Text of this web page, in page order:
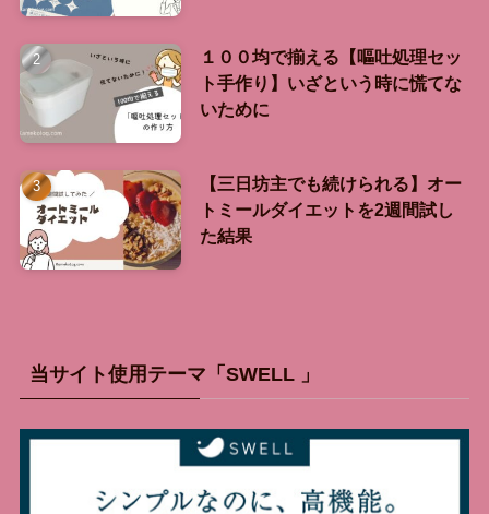
１００均で揃える【嘔吐処理セッ
ト手作り】いざという時に慌てな
いために
【三日坊主でも続けられる】オー
トミールダイエットを2週間試し
た結果
当サイト使用テーマ「SWELL 」